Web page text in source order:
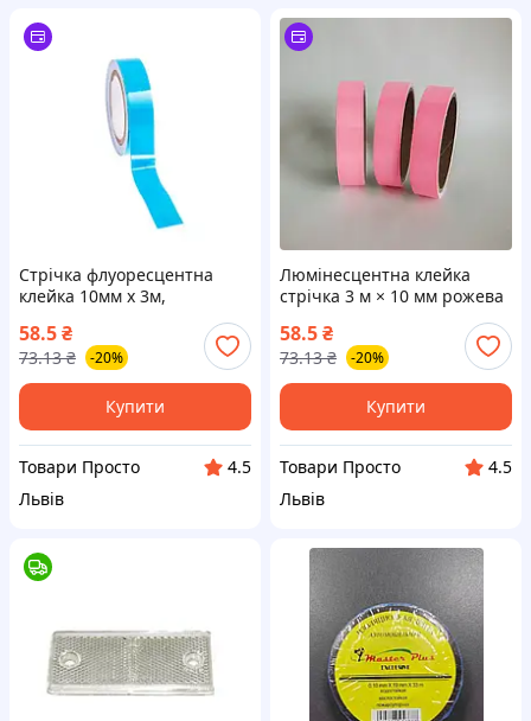
Стрічка флуоресцентна
клейка 10мм x 3м,
синя
58.5₴
73.13 ₴ -20%
Купити
Товари Просто
4.5
Львів
Люмінесцентна клейка
стрічка 3 м × 10 мм рожева
— світлонакопичувальна
для декору, авто й інтер’єру
58.5₴
73.13 ₴ -20%
Купити
Товари Просто
4.5
Львів